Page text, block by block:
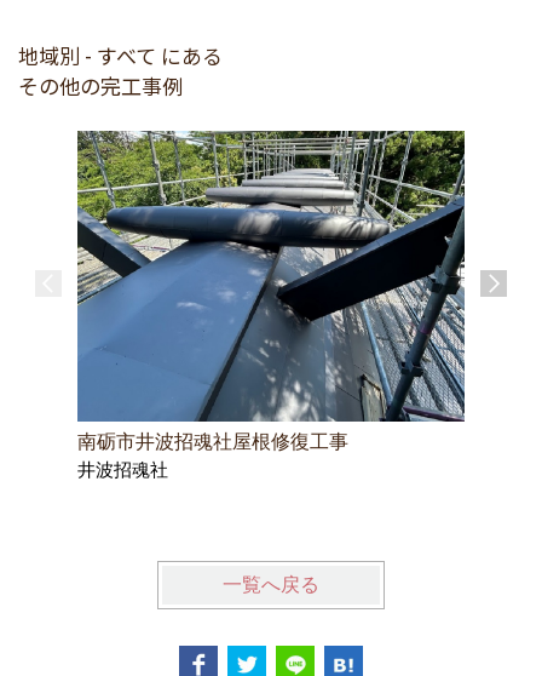
地域別 - すべて にある
その他の完工事例
南砺市井波招魂社屋根修復工事
井波招魂社
一覧へ戻る